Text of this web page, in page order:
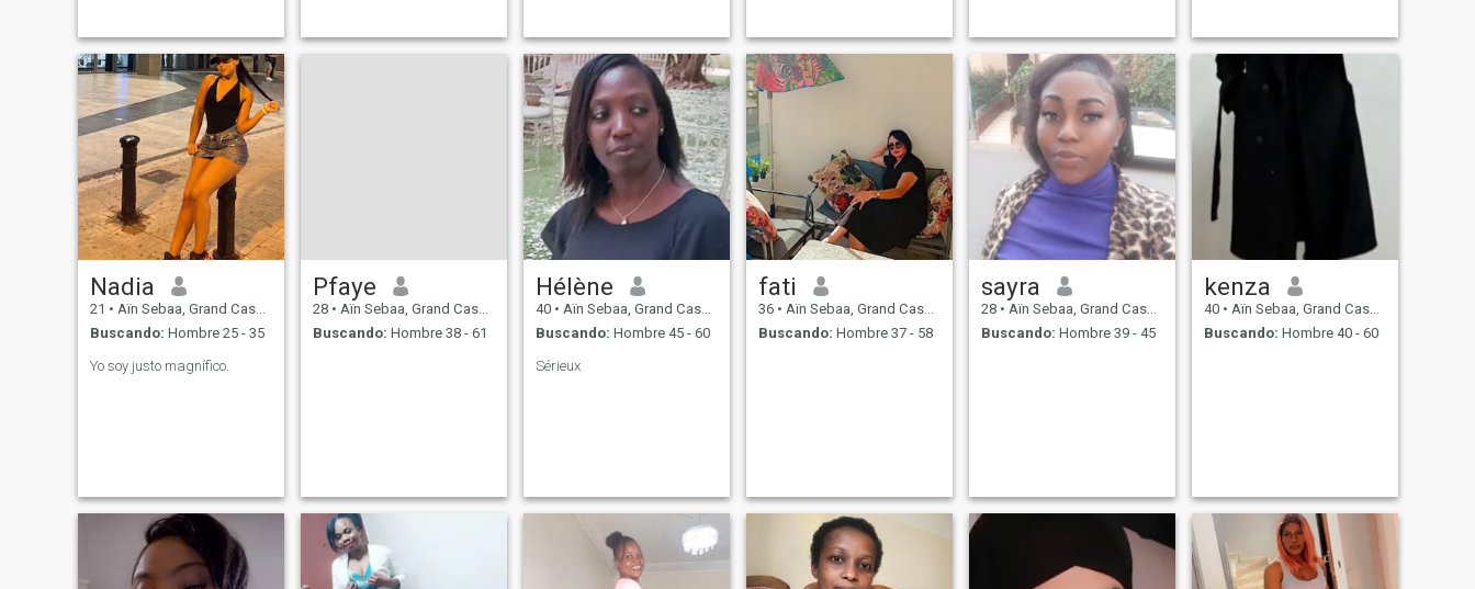
Nadia
21 • Aïn Sebaa, Grand Casablanca, Marruecos
Buscando: Hombre 25 - 35
Yo soy justo magnífico.
Pfaye
28 • Aïn Sebaa, Grand Casablanca, Marruecos
Buscando: Hombre 38 - 61
Hélène
40 • Aïn Sebaa, Grand Casablanca, Marruecos
Buscando: Hombre 45 - 60
Sérieux
fati
36 • Aïn Sebaa, Grand Casablanca, Marruecos
Buscando: Hombre 37 - 58
sayra
28 • Aïn Sebaa, Grand Casablanca, Marruecos
Buscando: Hombre 39 - 45
kenza
40 • Aïn Sebaa, Grand Casablanca, Marruecos
Buscando: Hombre 40 - 60